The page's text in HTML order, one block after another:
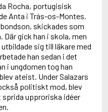
Rocha, portugisisk
Anta i Trás-os-Montes.
skickades som
Där gick han i skola, men
sig till läkare med
han sedan i det
i ungdomen tog han
ateist. Under Salazars
politiskt mod, blev
sprida upproriska idéer